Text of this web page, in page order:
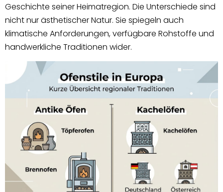
Geschichte seiner Heimatregion. Die Unterschiede sind
nicht nur ästhetischer Natur. Sie spiegeln auch
klimatische Anforderungen, verfügbare Rohstoffe und
handwerkliche Traditionen wider.